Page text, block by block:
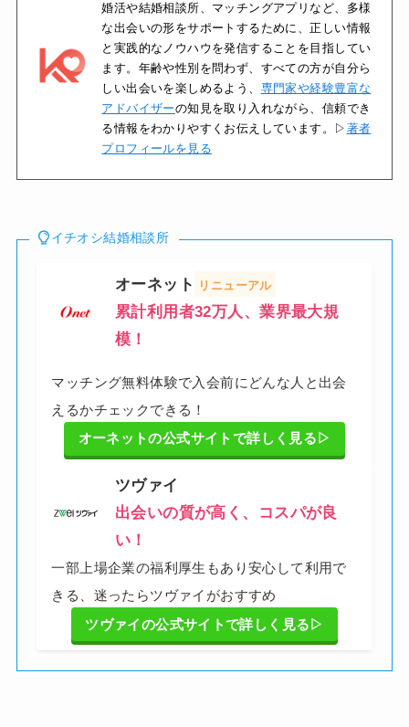
婚活や結婚相談所、マッチングアプリなど、多様
な出会いの形をサポートするために、正しい情報
と実践的なノウハウを発信することを目指してい
ます。年齢や性別を問わず、すべての方が自分ら
しい出会いを楽しめるよう、 専門家や経験豊富な
アドバイザーの知見を取り入れながら、信頼でき
る情報をわかりやすくお伝えしています。▷ 著者
プロフィールを見る
イチオシ結婚相談所
オーネット リニューアル
累計利用者32万人、業界最大規
模 ！
マッチング無料体験で入会前にどんな人と出会
えるかチェックできる！
オーネットの公式サイトで詳しく見る▷
ツヴァイ
出会いの質が高く、コスパが良
い！
一部上場企業の福利厚生もあり安心して利用で
きる、迷ったらツヴァイがおすすめ
ツヴァイの公式サイトで詳しく見る▷